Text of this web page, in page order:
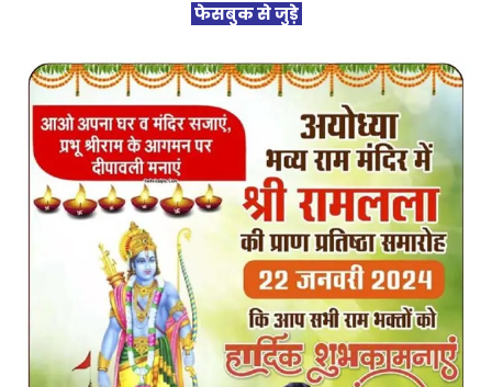
फेसबुक से जुड़े